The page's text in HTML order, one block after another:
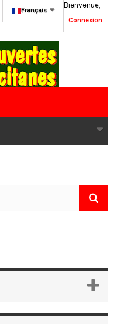
Bienvenue,
Connexion
Français